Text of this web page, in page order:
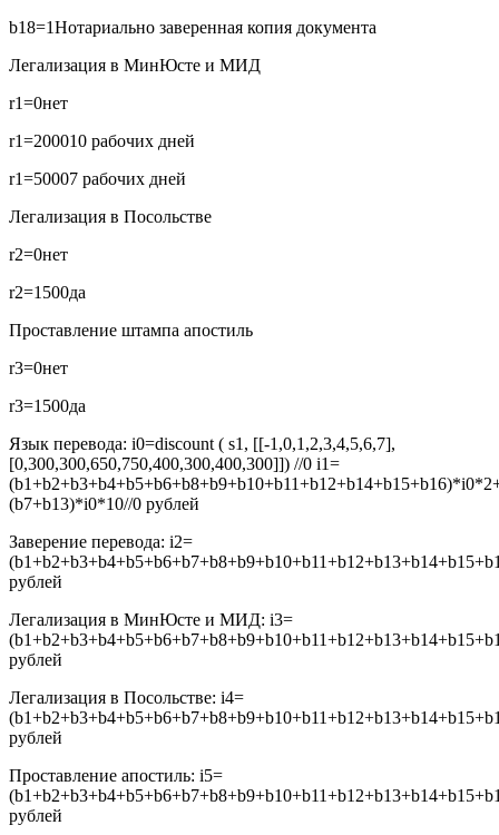
b18=1Нотариально заверенная копия документа
Легализация в МинЮсте и МИД
r1=0нет
r1=200010 рабочих дней
r1=50007 рабочих дней
Легализация в Посольстве
r2=0нет
r2=1500да
Проставление штампа апостиль
r3=0нет
r3=1500да
Язык перевода: i0=discount ( s1, [[-1,0,1,2,3,4,5,6,7],
[0,300,300,650,750,400,300,400,300]]) //0 i1=
(b7+b13)*i0*10//0 рублей
Заверение перевода: i2=
рублей
Легализация в МинЮсте и МИД: i3=
рублей
Легализация в Посольстве: i4=
рублей
Проставление апостиль: i5=
рублей